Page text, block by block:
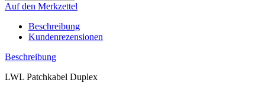
Auf den Merkzettel
Beschreibung
Kundenrezensionen
Beschreibung
LWL Patchkabel Duplex